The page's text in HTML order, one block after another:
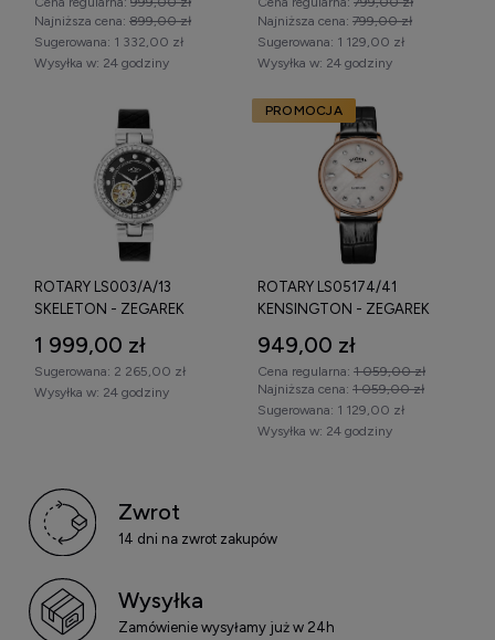
Najniższa cena: 899,00 zł
Wysyłka w: 24 godziny
Sugerowana: 1 332,00 zł
Najniższa cena: 799,00 zł
Wysyłka w: 24 godziny
Sugerowana: 1 129,00 zł
ROTARY LS003/A/13
SKELETON - ZEGAREK
1 999,00 zł
Wysyłka w: 24 godziny
Sugerowana: 2 265,00 zł
ROTARY LS05174/41
KENSINGTON - ZEGAREK
949,00 zł
Cena regularna: 1 059,00 zł
Najniższa cena: 1 059,00 zł
Wysyłka w: 24 godziny
Sugerowana: 1 129,00 zł
PROMOCJA
Zwrot
14 dni na zwrot zakupów
Wysyłka
Zamówienie wysyłamy już w 24h